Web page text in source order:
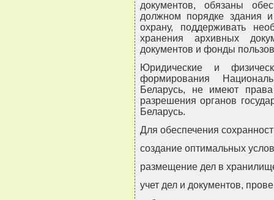
документов, обязаны
должном порядке здания
охрану, поддерживать
хранения архивных
документов и фонды
Юридические и
формирования
Беларусь, не имеют
разрешения органов
Беларусь.
Для обеспечения
создание оптимальных
размещение дел в
учет дел и документов,